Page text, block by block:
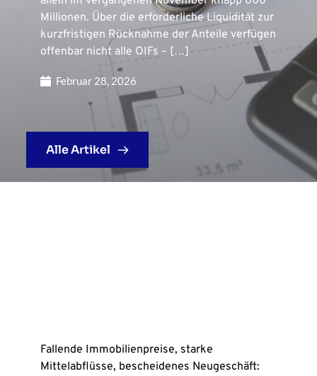
Millionen. Über die erforderliche Liquidität zur
kurzfristigen Rücknahme der Anteile verfügen
offenbar nicht alle OIFs – […]
Februar 28, 2026
Alle Artikel
Fallende Immobilienpreise, starke
Mittelabflüsse, bescheidenes Neugeschäft: